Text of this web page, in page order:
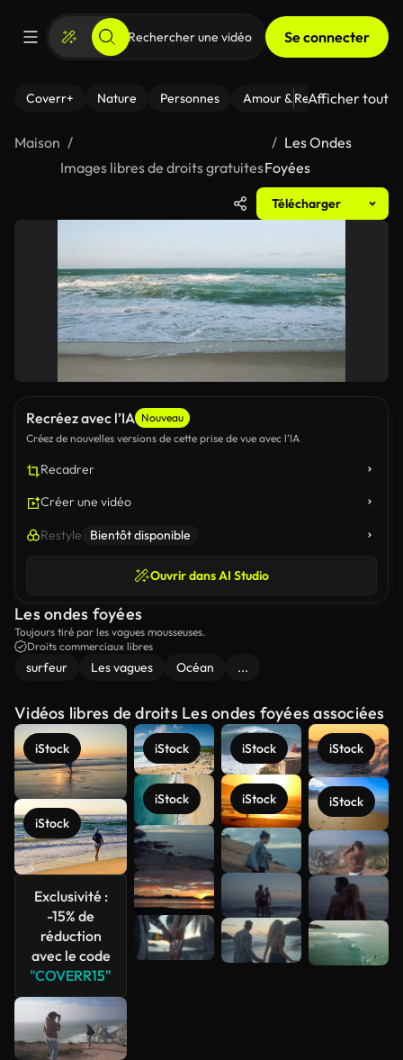
Se connecter
Coverr+ Nature Personnes Amour & Relations Le
Afficher tout
Maison
Images libres de droits gratuites
Les Ondes
Foyées
Télécharger
Recréez avec l’IA Nouveau
Créez de nouvelles versions de cette prise de vue avec l’IA
Recadrer
Créer une vidéo
Restyle Bientôt disponible
Ouvrir dans AI Studio
Les ondes foyées
Toujours tiré par les vagues mousseuses.
Droits commerciaux libres
surfeur Les vagues Océan ...
Vidéos libres de droits Les ondes foyées associées
iStock
iStock
Exclusivité :
-15% de
réduction
avec le code
"COVERR15"
iStock
iStock
iStock
iStock
iStock
iStock
Voir plus